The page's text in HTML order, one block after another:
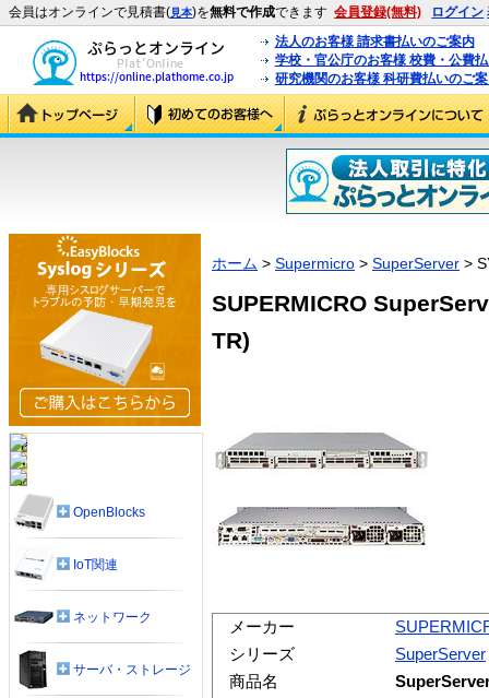
会員はオンラインで見積書(見本)を無料で作成できます 会員登録(無料) ログイン
法人のお客様 請求書払いのご案内
学校・官公庁のお客様 校費・公費
研究機関のお客様 科研費払いのご
ホーム > Supermicro > SuperServer >
SUPERMICRO
TR)
メーカー
シリーズ
SuperServer
商品名
OpenBlocks
IoT関連
ネットワーク
サーバ・ストレージ